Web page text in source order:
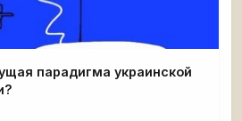
парадигма украинской